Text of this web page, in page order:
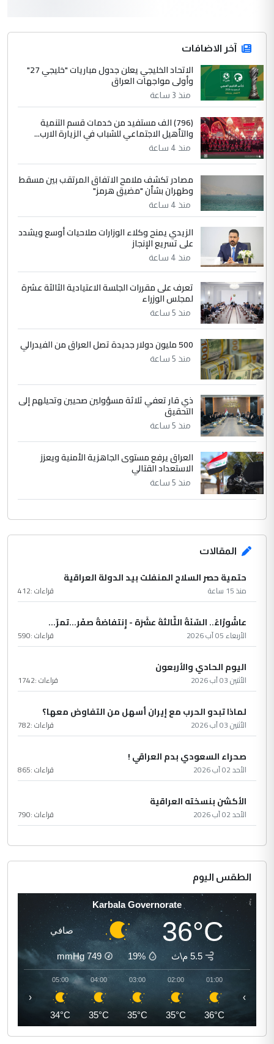
جنسية الرافد الثالث للعراق ومن اصول عريقة
ابا فرات ...
الموضوع :
الجواهري يرد على صدام حسين سل
مضجعيك يابن الزنا (نص كامل)
سردار
التعليق : واحد من عصابة علي ماما يسقط
جنسية الرافد الثالث للعراق ومن اصول عريقة
ابا فرات ...
الجواهري يرد على صدام حسين سل
مضجعيك يابن الزنا (نص كامل)
5
التعليق : تحياتي لك استاذ حامدتركان. كلام
دقيق ومسؤول؛ فالاستثمار الحقيقي للإنسان
الموضوع :
بين الإهمال واغتصاب الأرض.. بلاد
الرافدين تعاني الجفاف والتصحر!!
آخر الاضافات
الاتحاد الخليجي يعلن جدول مباريات "خليجي 27"
وأولى مواجهات العراق
منذ 3 ساعة
(796) الف مستفيد من خدمات قسم التنمية
والتأهيل الاجتماعي للشباب في الزيارة الارب...
منذ 4 ساعة
مصادر تكشف ملامح الاتفاق المرتقب بين مسقط
وطهران بشأن "مضيق هرمز"
منذ 4 ساعة
الزيدي يمنح وكلاء الوزارات صلاحيات أوسع ويشدد
على تسريع الإنجاز
منذ 4 ساعة
تعرف على مقررات الجلسة الاعتيادية الثالثة عشرة
لمجلس الوزراء
منذ 5 ساعة
500 مليون دولار جديدة تصل العراق من الفيدرالي
منذ 5 ساعة
ذي قار تعفي ثلاثة مسؤولين صحيين وتحيلهم إلى
التحقيق
منذ 5 ساعة
العراق يرفع مستوى الجاهزية الأمنية ويعزز
الاستعداد القتالي
منذ 5 ساعة
المقالات
حتمية حصر السلاح المنفلت بيد الدولة العراقية
منذ 15 ساعة قراءات :412
عاشُورْاءُ.. السّنَةُ الثّالثةَ عشَرَة - إِنتفاضةُ صفَر…تمرّ...
الأربعاء 05 آب 2026 قراءات :590
اليوم الحادي والأربعون
الأثنين 03 آب 2026 قراءات :1742
لماذا تبدو الحرب مع إيران أسهل من التفاوض معها؟
الأثنين 03 آب 2026 قراءات :782
صحراء السعودي بدم العراقي !
الأحد 02 آب 2026 قراءات :865
الأكشن بنسخته العراقية
الأحد 02 آب 2026 قراءات :790
الطقس اليوم
Karbala Governorate
36°C صافي
5.5 م\ث 19%
749
mmHg
01:00
36°C
02:00
35°C
03:00
35°C
04:00
35°C
05:00
34°C
‹ ›